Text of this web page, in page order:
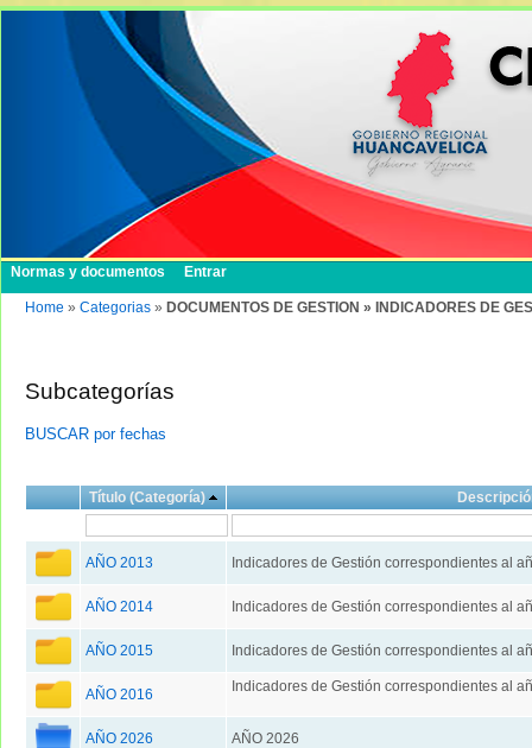
Normas y documentos Entrar
Home » Categorias » DOCUMENTOS DE GESTION » INDICADORES DE
Subcategorías
BUSCAR por fechas
Título (Categoría)
AÑO 2013 Indicadores de Gestión correspondientes al
AÑO 2014 Indicadores de Gestión correspondientes al
AÑO 2015 Indicadores de Gestión correspondientes al
AÑO 2016 Indicadores de Gestión correspondientes al
AÑO 2026 AÑO 2026